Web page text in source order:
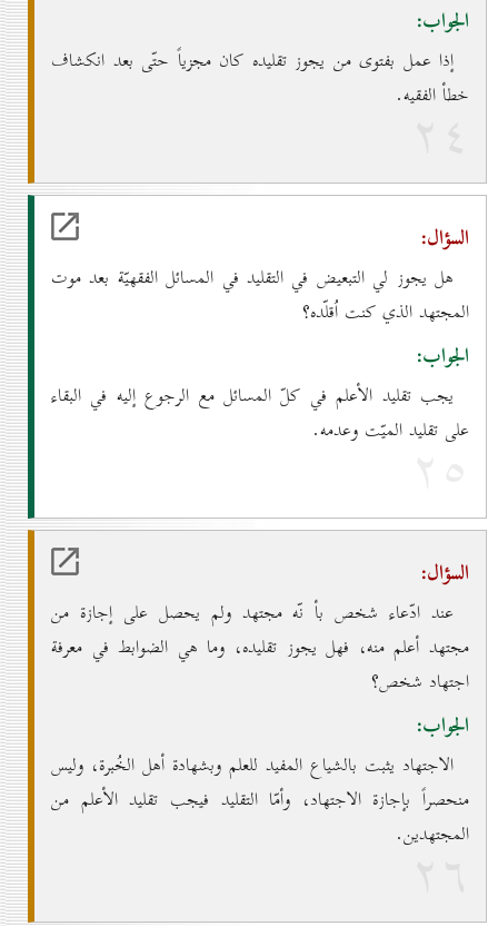
الجواب:
إذا عمل بفتوى من يجوز تقليده كان مجزياً حتّى بعد انكشاف
خطأ الفقيه.
۲٤
السؤال:
هل يجوز لي التبعيض في التقليد في المسائل الفقهيّة بعد موت
المجتهد الذي كنت اُقلّده؟
الجواب:
يجب تقليد الأعلم في كلّ المسائل مع الرجوع إليه في البقاء
على تقليد الميّت وعدمه.
۲٥
السؤال:
عند ادّعاء شخص بأ نّه مجتهد ولم يحصل على إجازة من
مجتهد أعلم منه، فهل يجوز تقليده، وما هي الضوابط في معرفة
اجتهاد شخص؟
الجواب:
الاجتهاد يثبت بالشياع المفيد للعلم وبشهادة أهل الخُبرة، وليس
منحصراً بإجازة الاجتهاد، وأمّا التقليد فيجب تقليد الأعلم من
المجتهدين.
۲٦